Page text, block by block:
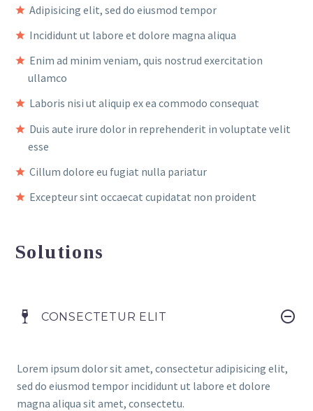
Adipisicing elit, sed do eiusmod tempor
Incididunt ut labore et dolore magna aliqua
Enim ad minim veniam, quis nostrud exercitation
ullamco
Laboris nisi ut aliquip ex ea commodo consequat
Duis aute irure dolor in reprehenderit in voluptate velit
esse
Cillum dolore eu fugiat nulla pariatur
Excepteur sint occaecat cupidatat non proident
Solutions
CONSECTETUR ELIT
Lorem ipsum dolor sit amet, consectetur adipisicing elit,
sed do eiusmod tempor incididunt ut labore et dolore
magna aliqua sit amet, consectetu.